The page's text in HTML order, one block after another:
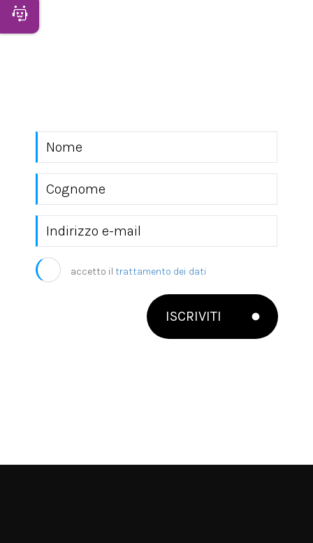
NEWSLETTER
accetto il trattamento dei dati
ISCRIVITI